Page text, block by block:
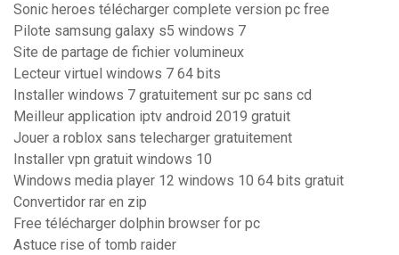
Sonic heroes télécharger complete version pc free
Pilote samsung galaxy s5 windows 7
Site de partage de fichier volumineux
Lecteur virtuel windows 7 64 bits
Installer windows 7 gratuitement sur pc sans cd
Meilleur application iptv android 2019 gratuit
Jouer a roblox sans telecharger gratuitement
Installer vpn gratuit windows 10
Windows media player 12 windows 10 64 bits gratuit
Convertidor rar en zip
Free télécharger dolphin browser for pc
Astuce rise of tomb raider